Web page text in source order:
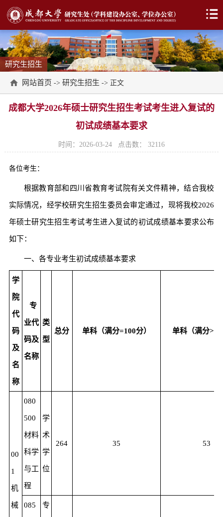
研究生招生
网站首页 -> 研究生招生 -> 正文
成都大学2026年硕士研究生招生考试考生进入复试的
初试成绩基本要求
时间：2026-03-24 点击数： 32116
各位考生：
根据教育部和四川省教育考试院有关文件精神，结合我校
实际情况，经学校研究生招生委员会审定通过，现将我校2026
年硕士研究生招生考试考生进入复试的初试成绩基本要求公布
如下：
一、各专业考生初试成绩基本要求
学
院
代
码
及
名
称
专
业代
码及
名称
类
型
总分 单科（满分=100分） 单科（满分
00
1
机
械
080
500
材料
科学
与工
程
学
术
学
位
264 35 53
085 专